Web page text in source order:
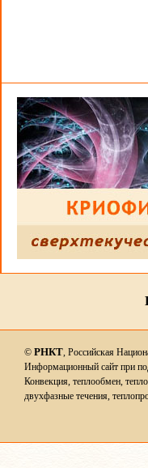
© РНКТ, Российская
Информационный сайт при
Конвекция, теплообмен,
двухфазные течения,